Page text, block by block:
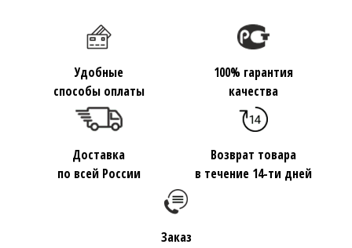
Удобные
способы оплаты
100% гарантия
качества
Доставка
по всей России
Возврат товара
в течение 14-ти дней
Заказ